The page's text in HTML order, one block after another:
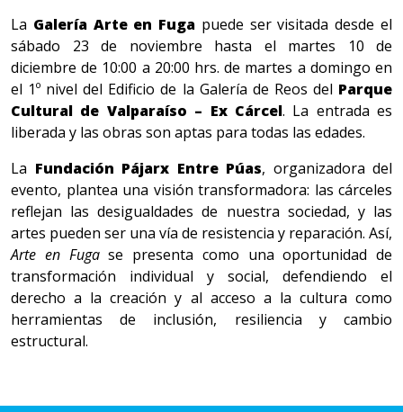
La Galería Arte en Fuga puede ser visitada desde el
sábado 23 de noviembre hasta el martes 10 de
diciembre de 10:00 a 20:00 hrs. de martes a domingo en
el 1º nivel del Edificio de la Galería de Reos del Parque
Cultural de Valparaíso – Ex Cárcel. La entrada es
liberada y las obras son aptas para todas las edades.
La Fundación Pájarx Entre Púas, organizadora del
evento, plantea una visión transformadora: las cárceles
reflejan las desigualdades de nuestra sociedad, y las
artes pueden ser una vía de resistencia y reparación. Así,
Arte en Fugase presenta como una oportunidad de
transformación individual y social, defendiendo el
derecho a la creación y al acceso a la cultura como
herramientas de inclusión, resiliencia y cambio
estructural.